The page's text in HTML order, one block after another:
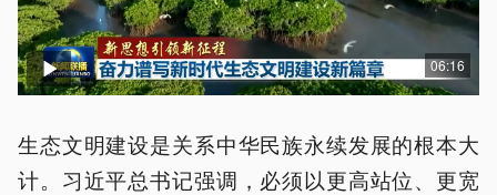
06:16
生态文明建设是关系中华民族永续发展的根本大
计。习近平总书记强调，必须以更高站位、更宽